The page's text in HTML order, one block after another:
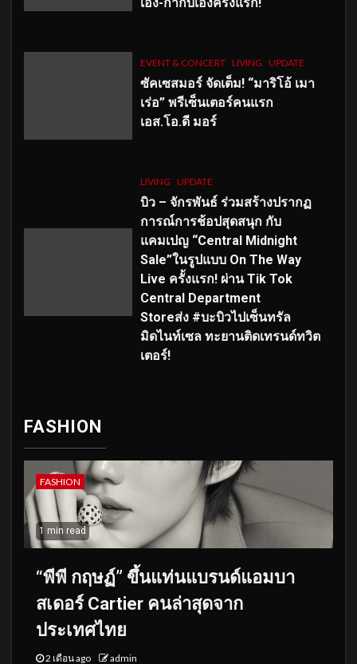
EVENT & CONCERT LIVING UPDATE
ซัคเซสมอร์ จัดเต็ม! “มาริโอ้ เมา
เร่อ” พรีเซ็นเตอร์คนแรก
เอส.โอ.ดี มอร์
LIVING UPDATE
บิว – จักรพันธ์ ร่วมสร้างปรากฏ
การณ์การช้อปสุดสนุก กับ
แคมเปญ “Central Midnight
Sale”ในรูปแบบ On The Way
Live ครั้งแรก! ผ่าน Tik Tok
Central Department
Storeส่ง #บะบิวไปเซ็นทรัล
มิดไนท์เซล ทะยานติดเทรนด์ทวิต
เตอร์!
FASHION
FASHION
1 min read
“พีพี กฤษฏ์” ขึ้นแท่นแบรนด์แอมบา
สเดอร์ Cartier คนล่าสุดจาก
ประเทศไทย
2 เดือน ago admin